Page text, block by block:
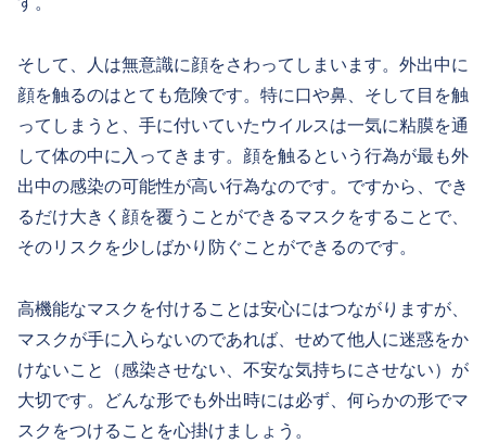
そして、人は無意識に顔をさわってしまいます。外出中に
顔を触るのはとても危険です。特に口や鼻、そして目を触
ってしまうと、手に付いていたウイルスは一気に粘膜を通
して体の中に入ってきます。顔を触るという行為が最も外
出中の感染の可能性が高い行為なのです。ですから、でき
るだけ大きく顔を覆うことができるマスクをすることで、
そのリスクを少しばかり防ぐことができるのです。
高機能なマスクを付けることは安心にはつながりますが、
マスクが手に入らないのであれば、せめて他人に迷惑をか
けないこと（感染させない、不安な気持ちにさせない）が
大切です。どんな形でも外出時には必ず、何らかの形でマ
スクをつけることを心掛けましょう。